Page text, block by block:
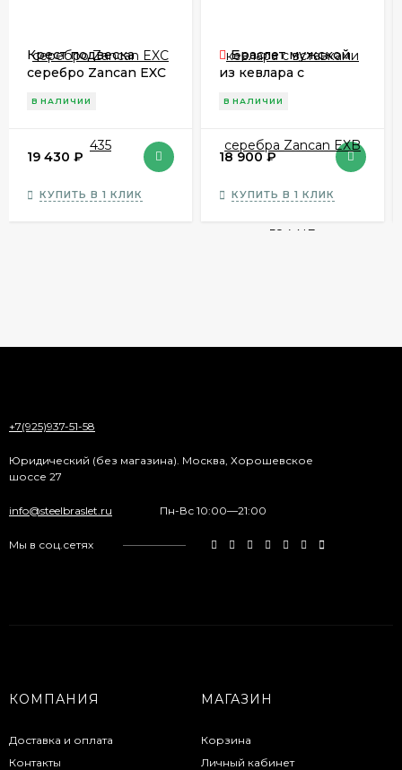
Крест подвеска
серебро Zancan EXC
В НАЛИЧИИ
19 430 ₽
КУПИТЬ В 1 КЛИК
Браслет мужской
из кевлара с
Zancan EXB 584 NE
В НАЛИЧИИ
18 900₽
КУПИТЬ В 1 КЛИК
+7(925)937-51-58
Юридический (без магазина). Москва, Хорошевское
шоссе 27
info@steelbraslet.ru Пн-Вс 10:00—21:00
Мы в соц.сетях
КОМПАНИЯ
Доставка и оплата
Контакты
МАГАЗИН
Корзина
Личный кабинет